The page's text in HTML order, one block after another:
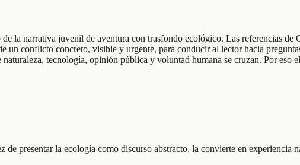
la narrativa juvenil de aventura con trasfondo ecológico. Las referencias de
un conflicto concreto, visible y urgente, para conducir al lector hacia
tecnología, opinión pública y voluntad humana se cruzan. Por eso
presentar la ecología como discurso abstracto, la convierte en experiencia